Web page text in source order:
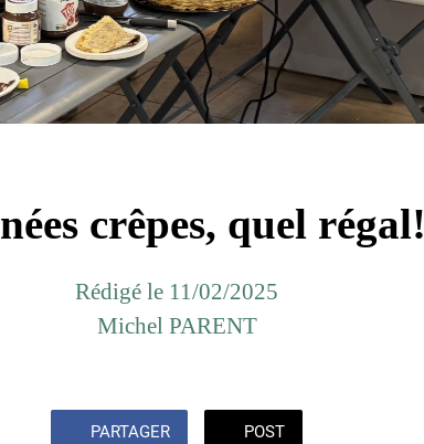
crêpes, quel
Rédigé le 11/02/2025
Michel PARENT
PARTAGER POST